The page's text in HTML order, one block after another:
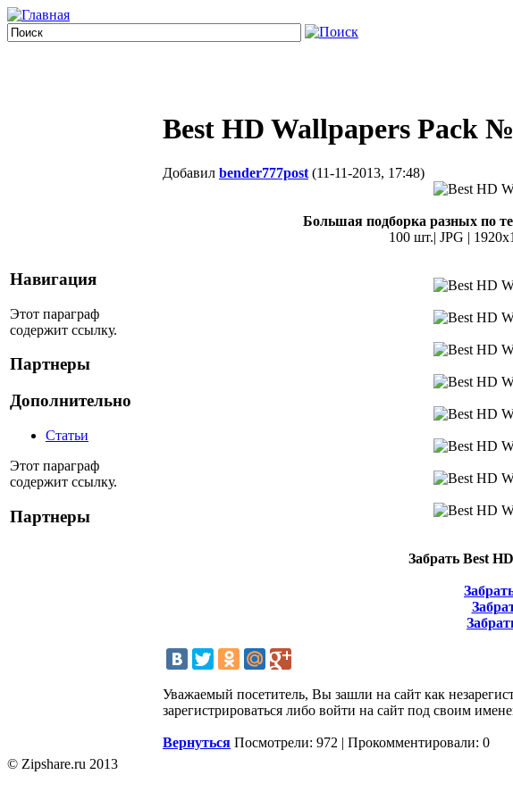
Навигация
Этот параграф
содержит ссылку.
Партнеры
Дополнительно
Статьи
Этот параграф
содержит ссылку.
Партнеры
Best HD Wallpapers Pack
Добавил bender777post (11-11-2013, 17:48)
Большая подборка разных по
100 шт.| JPG |
Забрать Best
Уважаемый посетитель, Вы зашли на сайт как
зарегистрироваться либо войти на сайт под своим
Вернуться Посмотрели: 972 | Прокомментировали: 0
© Zipshare.ru 2013